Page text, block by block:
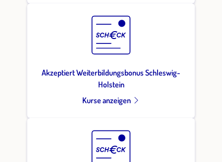
Akzeptiert Weiterbildungsbonus Schleswig-
Holstein
Kurse anzeigen